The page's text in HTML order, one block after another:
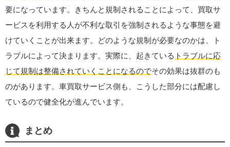
要になっています。きちんと規制されることによって、買取サ
ービスを利用する人が不利な取引を強制されるような事態を避
けていくことが出来ます。どのような規制が必要なのかは、ト
ラブルによって決まります。実際に、起きている トラブルに応
じて規制は整備されていくことになるのでその効果は抜群のも
のがあります。車買取サービス側も、こうした部分には配慮し
ているので健全化が進んでいます。
まとめ